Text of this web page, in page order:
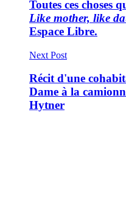
Toutes ces choses
Like mother, like
Espace Libre.
Next Post
Récit d'une
Dame à la
Hytner